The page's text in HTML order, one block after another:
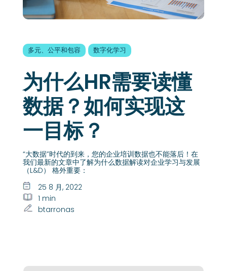
多元、公平和包容 数字化学习
为什么HR需要读懂
数据？如何实现这
一目标？
“大数据”时代的到来，您的企业培训数据也不能落后！在
我们最新的文章中了解为什么数据解读对企业学习与发展
（L&D） 格外重要：
25 8 月, 2022
1 min
btarronas